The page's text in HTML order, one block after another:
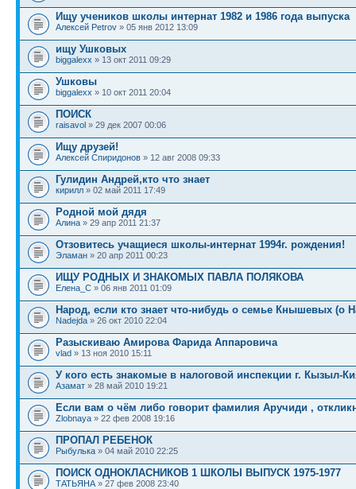
Ищу учеников школы интернат 1982 и 1986 года выпуска
Алексей Petrov » 05 янв 2012 13:09
ищу Ушковых
biggalexx » 13 окт 2011 09:29
Ушковы
biggalexx » 10 окт 2011 20:04
ПОИСК
raisavol » 29 дек 2007 00:06
Ищу друзей!
Алексей Спиридонов » 12 авг 2008 09:33
Гулидин Андрей,кто что знает
кирилл » 02 май 2011 17:49
Родной мой дядя
Алина » 29 апр 2011 21:37
Отзовитесь учащиеся школы-интернат 1994г. рождения!
Эламан » 20 апр 2011 00:23
ИЩУ РОДНЫХ И ЗНАКОМЫХ ПАВЛА ПОЛЯКОВА
Елена_C » 06 янв 2011 01:09
Народ, если кто знает что-нибудь о семье Кнышевых (о
Nadejda » 26 окт 2010 22:04
Разыскиваю Амирова Фарида Аппаровича
vlad » 13 ноя 2010 15:11
У кого есть знакомые в налоговой инспекции г. Кызыл-
Азамат » 28 май 2010 19:21
Если вам о чём либо говорит фамилия Аручиди ,
Zlobnaya » 22 фев 2008 19:16
ПРОПАЛ РЕБЕНОК
Рыбулька » 04 май 2010 22:25
ПОИСК ОДНОКЛАСНИКОВ 1 ШКОЛЫ ВЫПУСК 1975-1977
TАТЬЯНА » 27 фев 2008 23:40